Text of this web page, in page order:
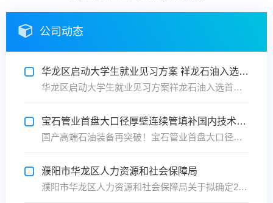
公司动态
华龙区启动大学生就业见习方案 祥龙石油入选首批企业名单
华龙区启动大学生就业见习方案祥龙石油入选首批企业名单6月11日，濮阳市华龙区人社局召开就业见习单位座谈会，正式启动大学生就业见习方案，该方案旨在帮助高校毕业生积累工作经验、提升就业能力，吸引更多青年人才扎根濮阳就业、创业。此方案面向全市企事业单位、社会组织公开征集见习岗位，祥龙石...
宝石管业首盘大口径厚壁连续管填补国内技术空白
国产高端石油装备再突破！宝石管业首盘大口径厚壁连续管填补国内技术空白025年6月2日，宝鸡——中国石油集团宝石管业有限公司（以下简称“宝石管业”）宣布，其自主研发的国内首盘最大管径、最大壁厚连续管顺利下线，标志着我国在大尺寸连续管制造领域实现从“跟跑”到“并跑”的关键跨越。该产品...
濮阳市华龙区人力资源和社会保障局
濮阳市华龙区人力资源和社会保障局关于拟确定2025年度高校毕业生就业见习单位的公示 为全面推动青年就业见习工作，逐步建立和完善高校毕业生就业见习制度，更好地安置离校2年内未就业大中专毕业生和16-24岁失业青年就业，维护社会和谐稳定。根据《河南省就业见习管理暂行办法》（...